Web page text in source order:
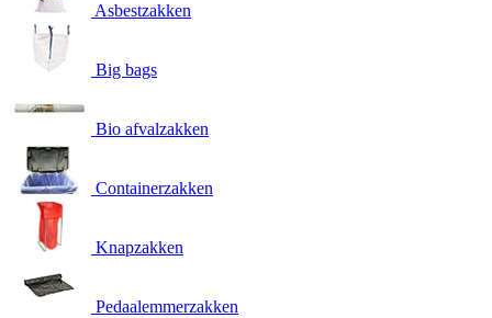
Asbestzakken
Big bags
Bio afvalzakken
Containerzakken
Knapzakken
Pedaalemmerzakken